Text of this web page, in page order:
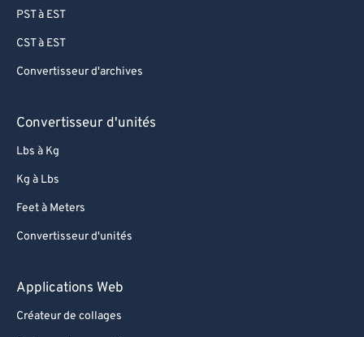
PST à EST
CST à EST
Convertisseur d'archives
Convertisseur d'unités
Lbs à Kg
Kg à Lbs
Feet à Meters
Convertisseur d'unités
Applications Web
Créateur de collages